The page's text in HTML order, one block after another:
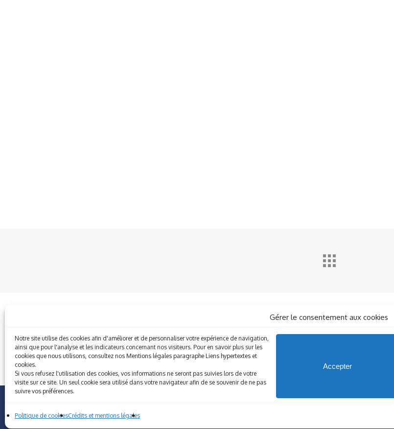
Gérer le consentement aux cookies
Notre site utilise des cookies afin d'améliorer et de personnaliser votre expérience de navigation,
ainsi que pour l'analyse et les indicateurs concernant nos visiteurs. Pour en savoir plus sur les
cookies que nous utilisons, consultez nos Mentions légales paragraphe Liens hypertextes et
cookies.
Si vous refusez l'utilisation des cookies, vos informations ne seront pas suivies lors de votre
visite sur ce site. Un seul cookie sera utilisé dans votre navigateur afin de se souvenir de ne pas
suivre vos préférences.
Accepter
Politique de cookiesCrédits et mentions légales